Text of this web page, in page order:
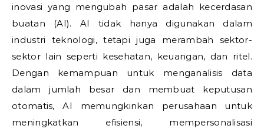
inovasi yang mengubah pasar adalah kecerdasan
buatan (AI). AI tidak hanya digunakan dalam
industri teknologi, tetapi juga merambah sektor-
sektor lain seperti kesehatan, keuangan, dan ritel.
Dengan kemampuan untuk menganalisis data
dalam jumlah besar dan membuat keputusan
otomatis, AI memungkinkan perusahaan untuk
meningkatkan efisiensi, mempersonalisasi